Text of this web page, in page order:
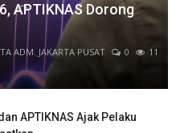
APTIKNAS Dorong
ADM. JAKARTA PUSAT 0
11
APTIKNAS Ajak Pelaku